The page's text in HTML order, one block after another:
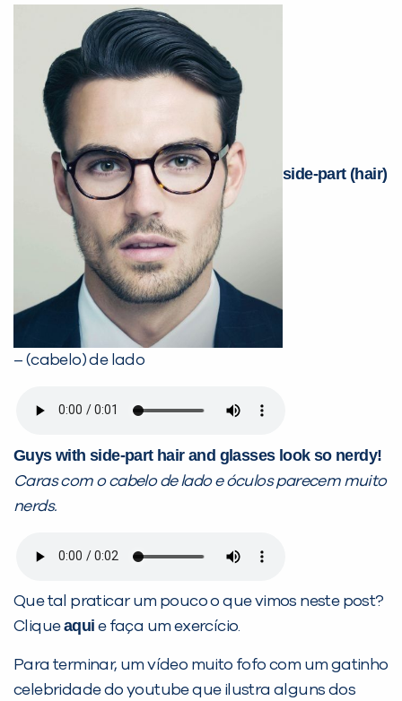
side-part (hair)
– (cabelo) de lado
Guys with side-part hair and glasses look so nerdy!
Caras com o cabelo de lado e óculos parecem muito
nerds.
Que tal praticar um pouco o que vimos neste post?
Cliqueaqui e faça um exercício.
Para terminar, um vídeo muito fofo com um gatinho
celebridade do youtube que ilustra alguns dos